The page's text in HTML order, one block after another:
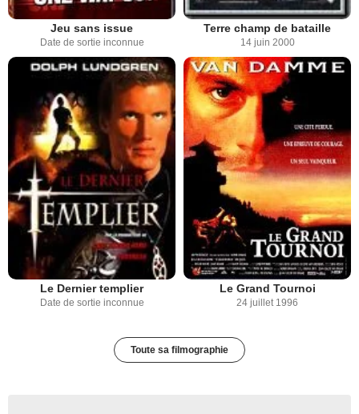
Jeu sans issue
Date de sortie inconnue
Terre champ de bataille
14 juin 2000
Le Dernier templier
Date de sortie inconnue
Le Grand Tournoi
24 juillet 1996
Toute sa filmographie